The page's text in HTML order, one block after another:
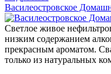
Василеостровское
Светлое живое
низким содержанием
прекрасным ароматом.
только из натуральных